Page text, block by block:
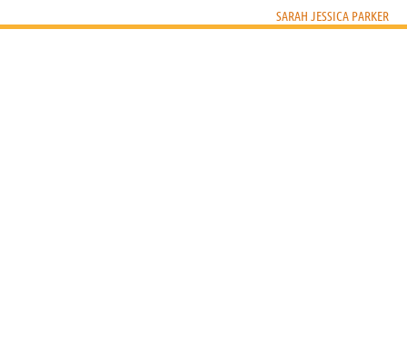
And Just Like Sex and the Valentino - A casa con i
SARAH JESSICA PARKER